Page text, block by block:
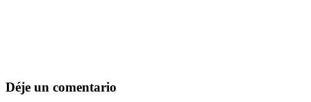
Déje un comentario